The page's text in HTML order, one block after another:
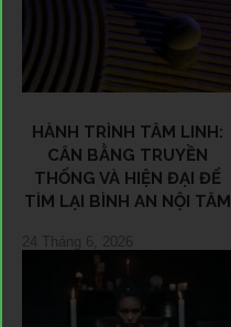
HÀNH TRÌNH TÂM LINH:
CÂN BẰNG TRUYỀN
THỐNG VÀ HIỆN ĐẠI ĐỂ
TÌM LẠI BÌNH AN NỘI TÂM
24 Tháng 6, 2026